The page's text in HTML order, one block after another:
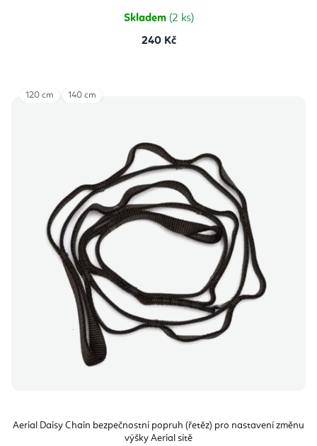
Skladem (2 ks)
240 Kč
Aerial Daisy Chain bezpečnostní popruh (řetěz) pro nastavení změnu
výšky Aerial sítě
120 cm 140 cm